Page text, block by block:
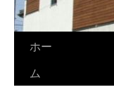
ホー
ム